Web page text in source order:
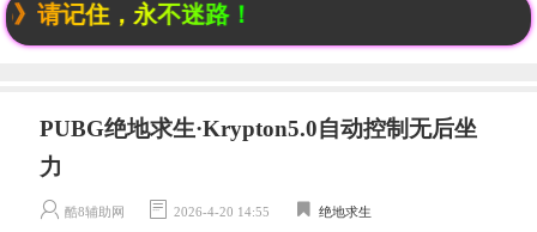
请记住，永不迷路！
PUBG绝地求生·Krypton5.0自动控制无后坐
力
酷8辅助网 2026-4-20 14:55 绝地求生